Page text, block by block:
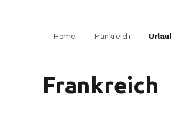
Home Frankreich
Frankreich